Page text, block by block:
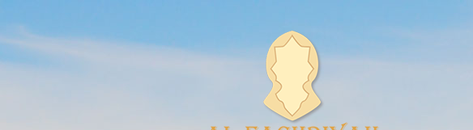
AWAL TENTANG KAMI MENU